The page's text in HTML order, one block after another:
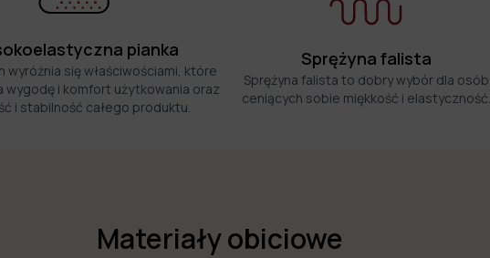
pianka
wyróżnia się właściwościami, które
wygodę i komfort użytkowania oraz
i stabilność całego produktu.
Sprężyna falista
Sprężyna falista to dobry wybór dla osób
ceniących sobie miękkość i elastyczność.
Materiały obiciowe